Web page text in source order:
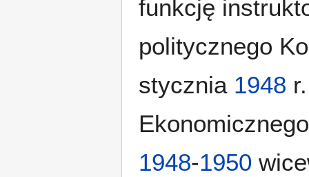
funkcję
politycznego
stycznia 1948
1948-1950